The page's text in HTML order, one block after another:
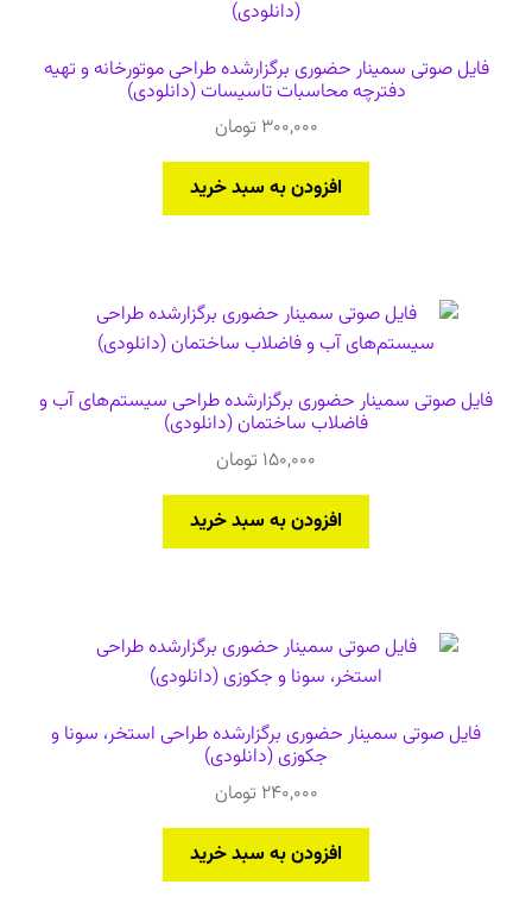
فایل صوتی سمینار حضوری برگزارشده طراحی موتورخانه و تهیه
دفترچه محاسبات تاسیسات (دانلودی)
300,000 تومان
افزودن به سبد خرید
فایل صوتی سمینار حضوری برگزارشده طراحی سیستم‌های آب و
فاضلاب ساختمان (دانلودی)
150,000 تومان
افزودن به سبد خرید
فایل صوتی سمینار حضوری برگزارشده طراحی استخر، سونا و
جکوزی (دانلودی)
240,000 تومان
افزودن به سبد خرید